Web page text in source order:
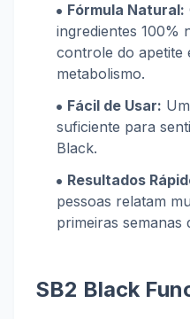
Fórmula Natural:
ingredientes 100%
controle do apetite
metabolismo.
Fácil de Usar:
suficiente para
Black.
Resultados
pessoas relatam
primeiras semanas
SB2 Black